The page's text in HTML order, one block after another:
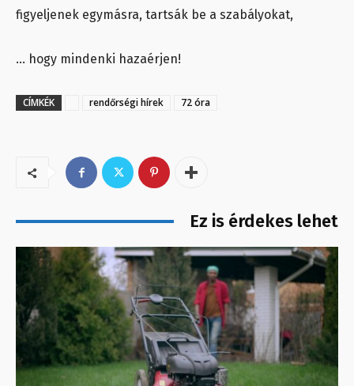
figyeljenek egymásra, tartsák be a szabályokat,
… hogy mindenki hazaérjen!
CÍMKÉK rendőrségi hírek 72 óra
Ez is érdekes lehet